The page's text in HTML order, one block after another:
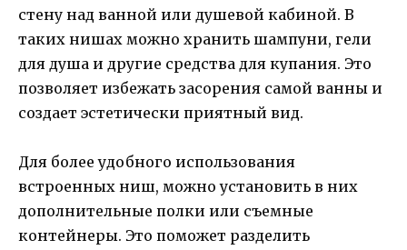
стену над ванной или душевой кабиной. В
таких нишах можно хранить шампуни, гели
для душа и другие средства для купания. Это
позволяет избежать засорения самой ванны и
создает эстетически приятный вид.
Для более удобного использования
встроенных ниш, можно установить в них
дополнительные полки или съемные
контейнеры. Это поможет разделить